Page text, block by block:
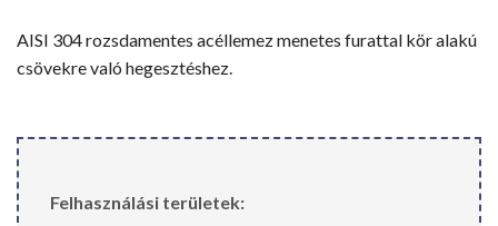
AISI 304 rozsdamentes acéllemez menetes furattal kör alakú
csövekre való hegesztéshez.
Felhasználási területek: